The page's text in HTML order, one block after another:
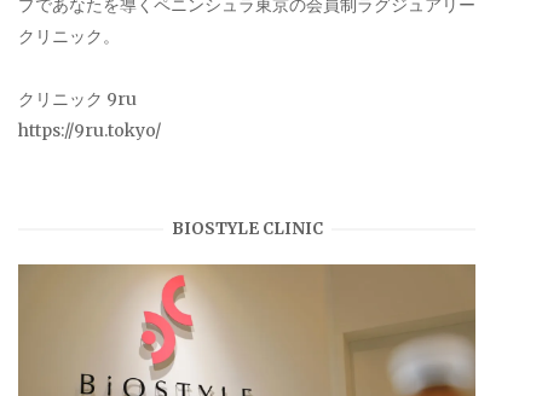
プであなたを導くペニンシュラ東京の会員制ラグジュアリー
クリニック。
クリニック 9ru
https://9ru.tokyo/
BIOSTYLE CLINIC